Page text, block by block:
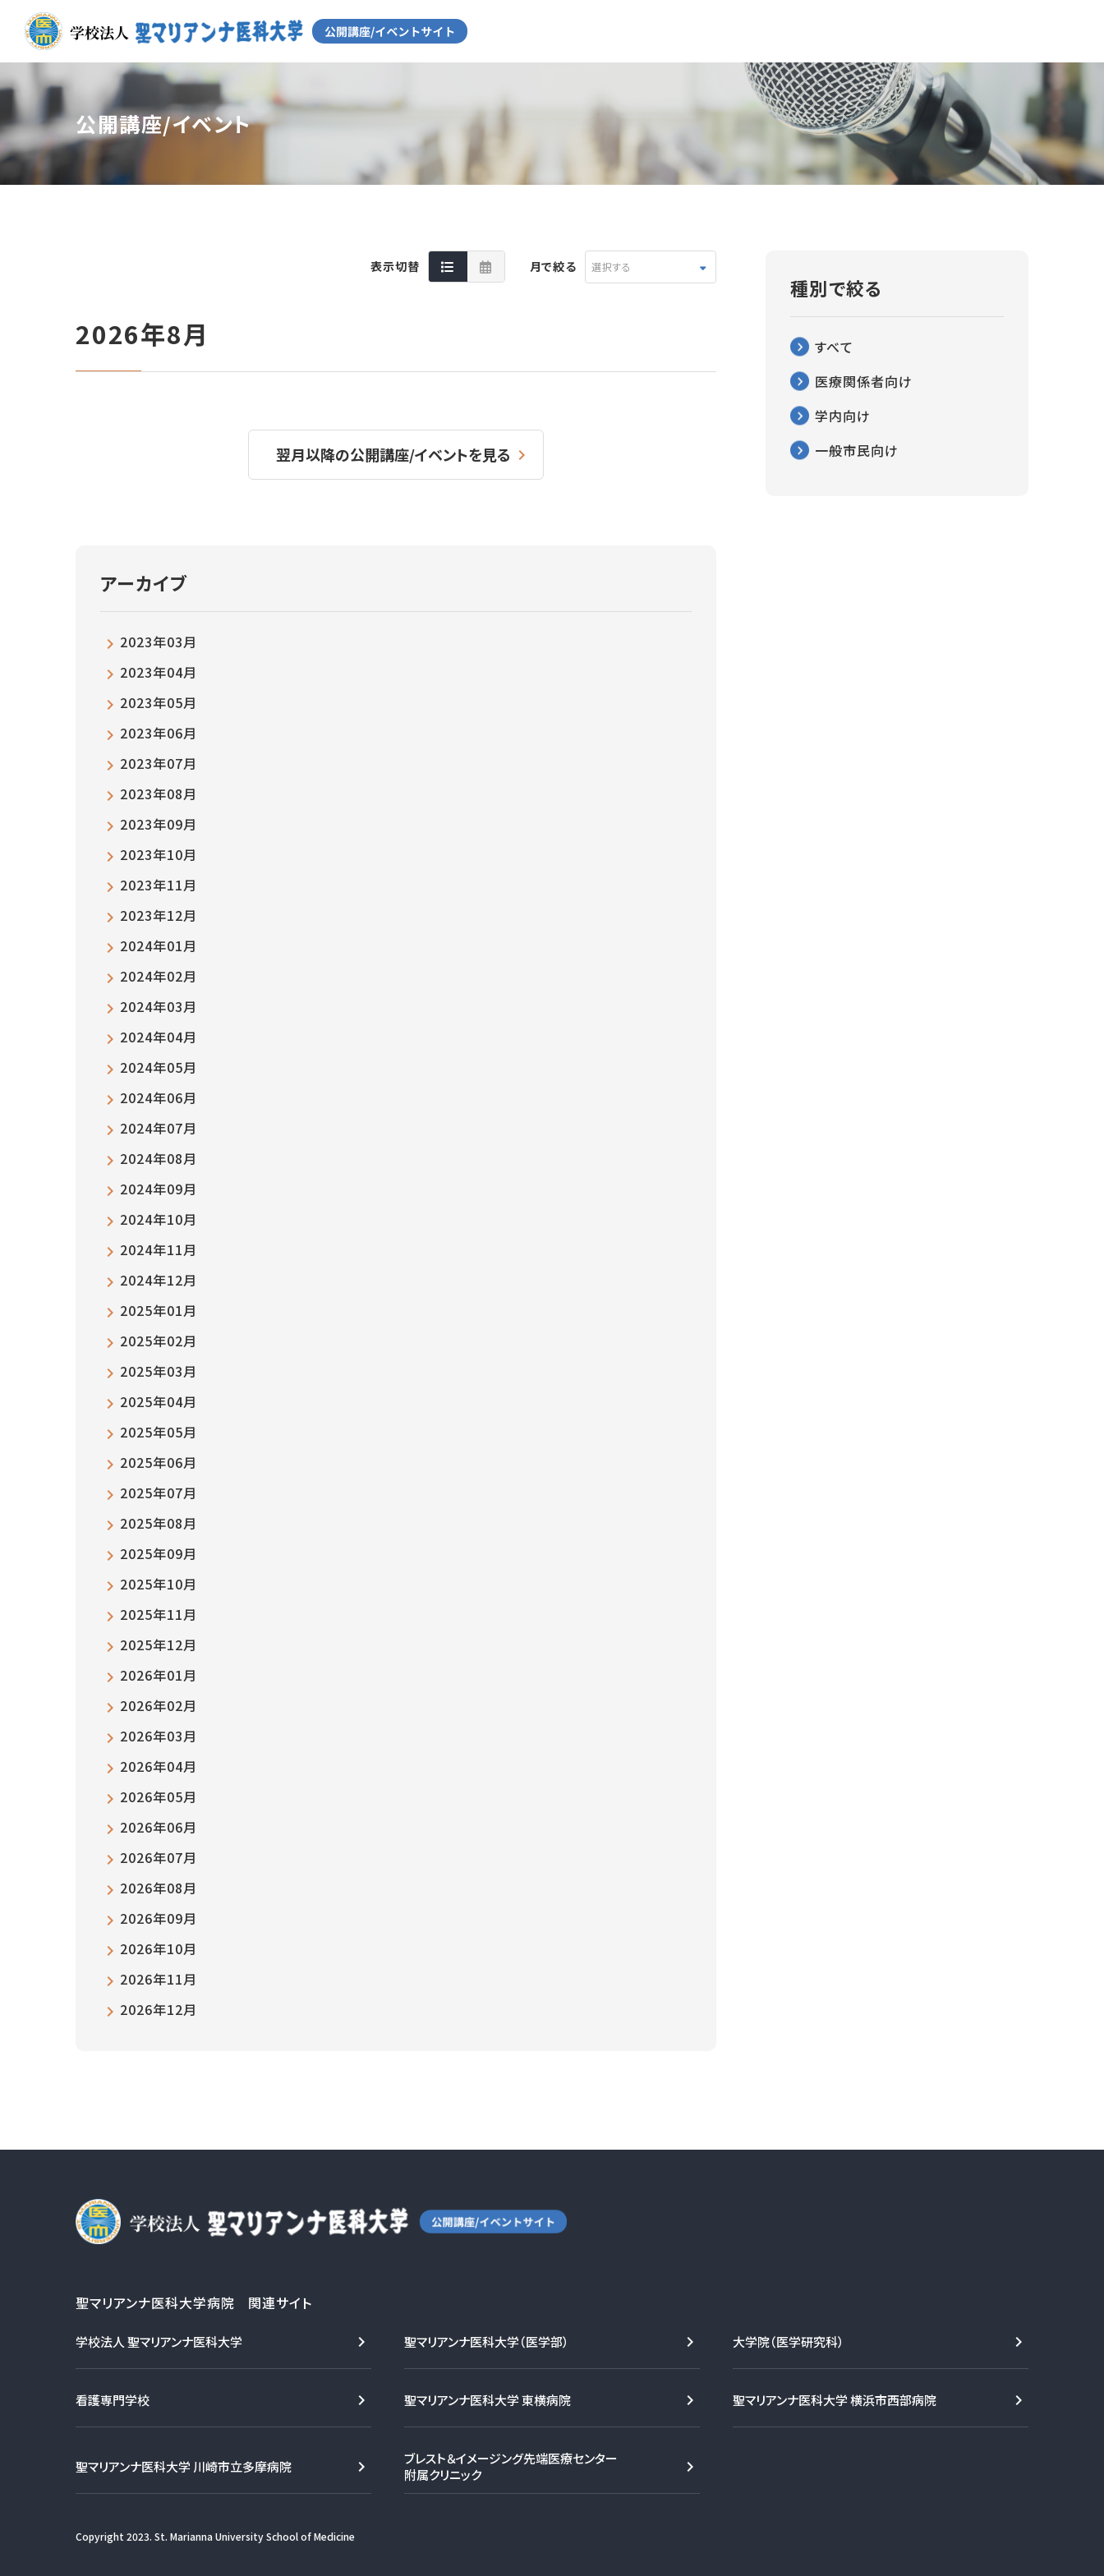
公開講座/イベント
表示切替 月で絞る 選択する
2026年8月
翌月以降の公開講座/イベントを見る
アーカイブ
2023年03月
2023年04月
2023年05月
2023年06月
2023年07月
2023年08月
2023年09月
2023年10月
2023年11月
2023年12月
2024年01月
2024年02月
2024年03月
2024年04月
2024年05月
2024年06月
2024年07月
2024年08月
2024年09月
2024年10月
2024年11月
2024年12月
2025年01月
2025年02月
2025年03月
2025年04月
2025年05月
2025年06月
2025年07月
2025年08月
2025年09月
2025年10月
2025年11月
2025年12月
2026年01月
2026年02月
2026年03月
2026年04月
2026年05月
2026年06月
2026年07月
2026年08月
2026年09月
2026年10月
2026年11月
2026年12月
種別で絞る
すべて
医療関係者向け
学内向け
一般市民向け
聖マリアンナ医科大学病院 関連サイト
学校法人 聖マリアンナ医科大学 聖マリアンナ医科大学（医学部） 大学院（医学研究科）
看護専門学校 聖マリアンナ医科大学 東横病院 聖マリアンナ医科大学 横浜市西部病院
聖マリアンナ医科大学 川崎市立多摩病院
ブレスト＆イメージング先端医療センター
附属クリニック
Copyright 2023. St. Marianna University School of Medicine